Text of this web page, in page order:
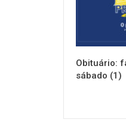
Obituário:
sábado (1)